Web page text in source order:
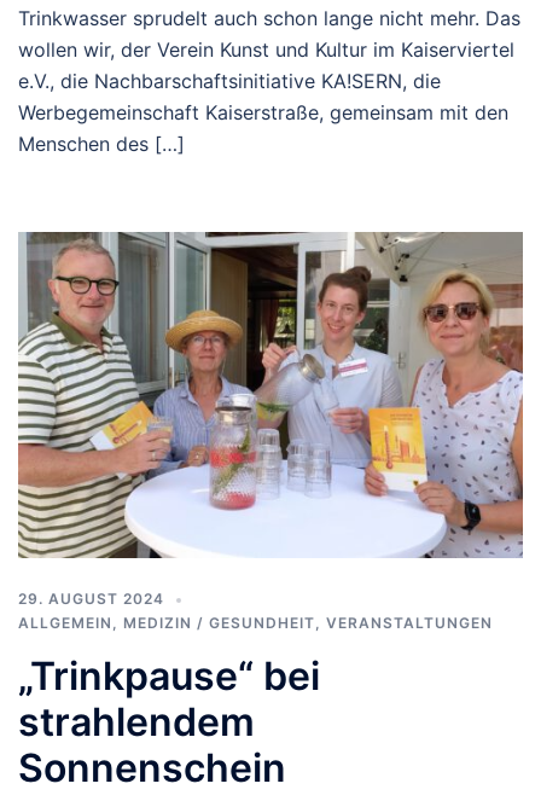
Trinkwasser sprudelt auch schon lange nicht mehr. Das
wollen wir, der Verein Kunst und Kultur im Kaiserviertel
e.V., die Nachbarschaftsinitiative KA!SERN, die
Werbegemeinschaft Kaiserstraße, gemeinsam mit den
Menschen des […]
29. AUGUST 2024
ALLGEMEIN
MEDIZIN / GESUNDHEIT VERANSTALTUNGEN
„Trinkpause“ bei
strahlendem
Sonnenschein